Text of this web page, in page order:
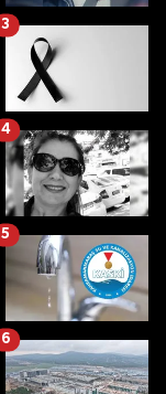
3
4
5
6